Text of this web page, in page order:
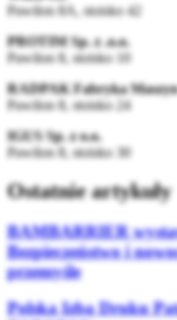
Pawilon 8A, stoisko 42
PROTIM Sp. z .o.o.
Pawilon 8, stoisko 10
RADPAK Fabryka
Pawilon 8, stoisko 24
IGUS Sp. z o.o.
Pawilon 8, stoisko 30
Ostatnie artykuły
BAMBARRIER
Bezpieczeństwo i
przemyśle
Polska Izba Druku